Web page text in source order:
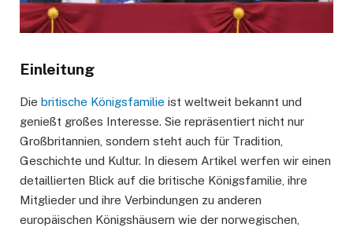
Einleitung
Die britische Königsfamilie ist weltweit bekannt und
genießt großes Interesse. Sie repräsentiert nicht nur
Großbritannien, sondern steht auch für Tradition,
Geschichte und Kultur. In diesem Artikel werfen wir einen
detaillierten Blick auf die britische Königsfamilie, ihre
Mitglieder und ihre Verbindungen zu anderen
europäischen Königshäusern wie der norwegischen,